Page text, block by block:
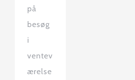
på
besøg
i
ventev
ærelse